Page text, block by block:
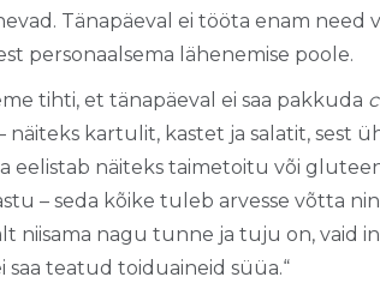
Tänapäeval ei tööta enam need
personaalsema lähenemise poole.
tihti, et tänapäeval ei saa pakkuda
näiteks kartulit, kastet ja salatit, sest
eelistab näiteks taimetoitu või
– seda kõike tuleb arvesse võtta
niisama nagu tunne ja tuju on, vaid
saa teatud toiduaineid süüa.“